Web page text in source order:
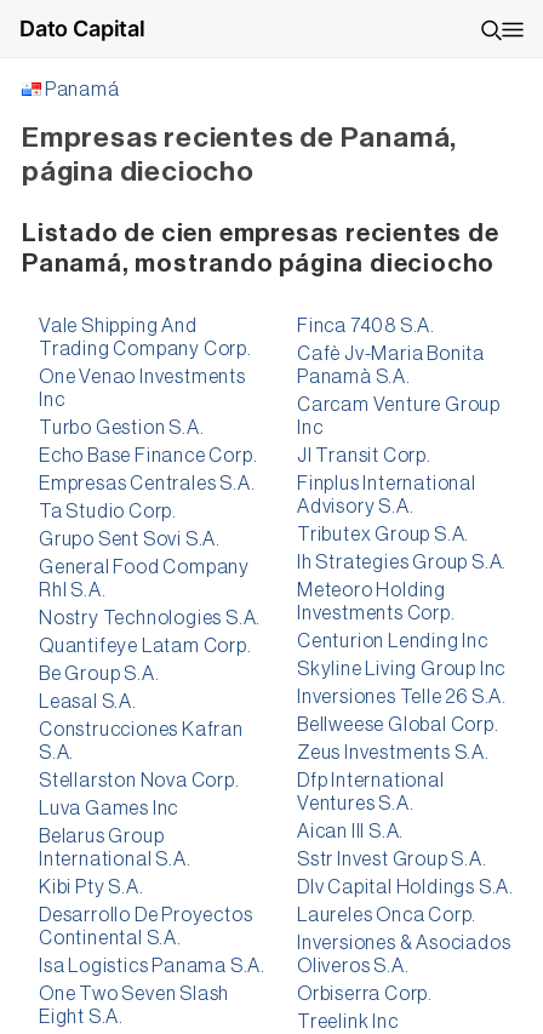
Dato Capital
Panamá
Empresas recientes de Panamá,
página dieciocho
Listado de cien empresas recientes de
Panamá, mostrando página dieciocho
Vale Shipping And
Trading Company Corp.
One Venao Investments
Inc
Turbo Gestion S.A.
Echo Base Finance Corp.
Empresas Centrales S.A.
Ta Studio Corp.
Grupo Sent Sovi S.A.
General Food Company
Rhl S.A.
Nostry Technologies S.A.
Quantifeye Latam Corp.
Be Group S.A.
Leasal S.A.
Construcciones Kafran
S.A.
Stellarston Nova Corp.
Luva Games Inc
Belarus Group
International S.A.
Kibi Pty S.A.
Desarrollo De Proyectos
Continental S.A.
Isa Logistics Panama S.A.
One Two Seven Slash
Eight S.A.
Finca 7408 S.A.
Cafè Jv-Maria Bonita
Panamà S.A.
Carcam Venture Group
Inc
Jl Transit Corp.
Finplus International
Advisory S.A.
Tributex Group S.A.
Ih Strategies Group S.A.
Meteoro Holding
Investments Corp.
Centurion Lending Inc
Skyline Living Group Inc
Inversiones Telle 26 S.A.
Bellweese Global Corp.
Zeus Investments S.A.
Dfp International
Ventures S.A.
Aican III S.A.
Sstr Invest Group S.A.
Dlv Capital Holdings S.A.
Laureles Onca Corp.
Inversiones & Asociados
Oliveros S.A.
Orbiserra Corp.
Treelink Inc